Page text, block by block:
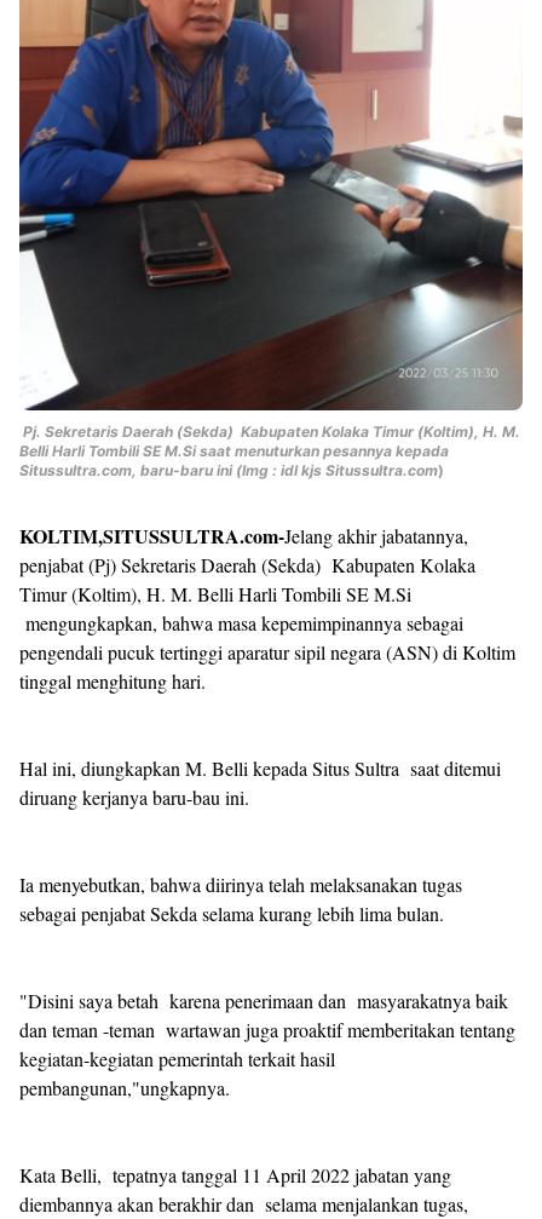
Pj. Sekretaris Daerah (Sekda) Kabupaten Kolaka Timur (Koltim), H. M.
Belli Harli Tombili SE M.Si saat menuturkan pesannya kepada
Situssultra.com, baru-baru ini (Img : idl kjs Situssultra.com)
KOLTIM,SITUSSULTRA.com-Jelang akhir jabatannya,
penjabat (Pj) Sekretaris Daerah (Sekda) Kabupaten Kolaka
Timur (Koltim), H. M. Belli Harli Tombili SE M.Si
mengungkapkan, bahwa masa kepemimpinannya sebagai
pengendali pucuk tertinggi aparatur sipil negara (ASN) di Koltim
tinggal menghitung hari.
Hal ini, diungkapkan M. Belli kepada Situs Sultra saat ditemui
diruang kerjanya baru-bau ini.
Ia menyebutkan, bahwa diirinya telah melaksanakan tugas
sebagai penjabat Sekda selama kurang lebih lima bulan.
"Disini saya betah karena penerimaan dan masyarakatnya baik
dan teman -teman wartawan juga proaktif memberitakan tentang
kegiatan-kegiatan pemerintah terkait hasil
pembangunan,"ungkapnya.
Kata Belli, tepatnya tanggal 11 April 2022 jabatan yang
diembannya akan berakhir dan selama menjalankan tugas,